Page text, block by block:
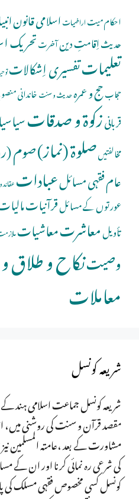
احکام میتاراضیاتاسلامی قانون
حدیثاِقامتِ دینآخرتتحریک
تعلیماتتفسیری اِشکالات
حجابحج و عمرہحدیث و سنتخاندانی
قربانیزکوۃ و صدقات
مخالفتیںصلوة (نماز)صوم
عام فقہی مسائلعبادات
عورتوں کے مسائلقرآنیات
تأویلمعاشرتمعاشیات
وصیتنکاح و طلاق
معاملات
شریعہ کونسل
شریعہ کونسل جماعت اسلامی ہند
مقصد قرآن و سنت کی روشنی میں،
مشاورت کے بعد ،عامتہ المسلمین
کی شرعی رہ نمائی کرنا اور ان کے
کونسل کسی مخصوص فقہی مسلک کی